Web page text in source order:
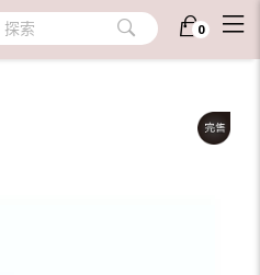
探索 0
粉盒/蕊盒